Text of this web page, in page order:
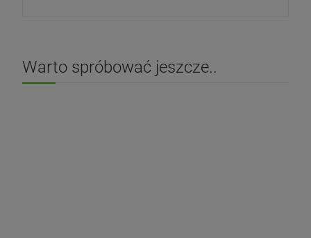
Warto spróbować jeszcze..